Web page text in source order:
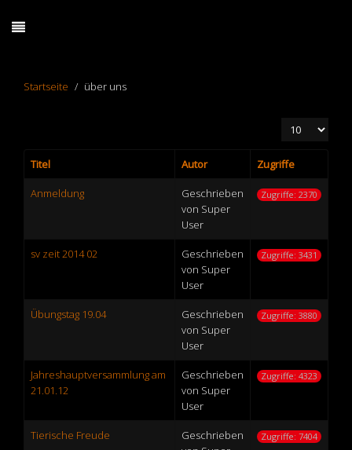
Startseite über uns
Anzeige #
Titel Autor Zugriffe
Anmeldung
Geschrieben
von Super
User
Zugriffe: 2370
sv zeit 2014 02
Geschrieben
von Super
User
Zugriffe: 3431
Übungstag 19.04
Geschrieben
von Super
User
Zugriffe: 3880
Jahreshauptversammlung am
21.01.12
Geschrieben
von Super
User
Zugriffe: 4323
Tierische Freude
Geschrieben
Zugriffe: 7404